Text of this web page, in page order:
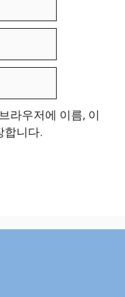
라우저에 이름, 이
합니다.